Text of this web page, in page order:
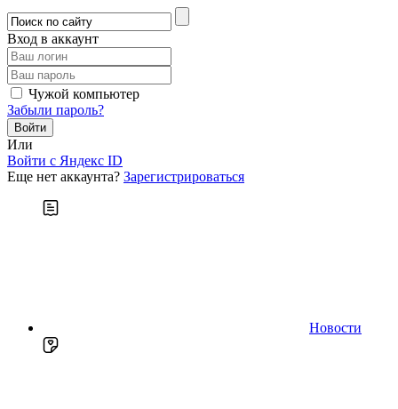
Вход в аккаунт
Чужой компьютер
Забыли пароль?
Или
Войти c Яндекс ID
Еще нет аккаунта? Зарегистрироваться
Новости